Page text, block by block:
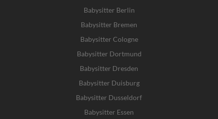
Babysitter Berlin
Babysitter Bremen
Babysitter Cologne
Babysitter Dortmund
Babysitter Dresden
Babysitter Duisburg
Babysitter Dusseldorf
Babysitter Essen